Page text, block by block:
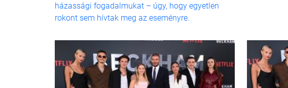
házassági fogadalmukat – úgy, hogy egyetlen
rokont sem hívtak meg az eseményre.